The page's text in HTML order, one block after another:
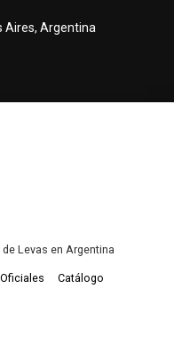
Aires, Argentina
Levas en Argentina
Catálogo